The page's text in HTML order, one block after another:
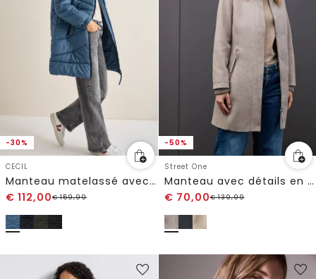
-30%
CECIL
Manteau matelassé avec capuche
€ 112,00€159,99
-50%
Street One
Manteau avec détails en tricot
€ 70,00€139,99